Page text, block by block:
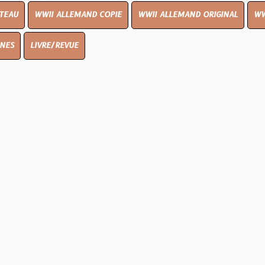
ALLEMAND COPIE WWII ALLEMAND ORIGINAL WWII UK